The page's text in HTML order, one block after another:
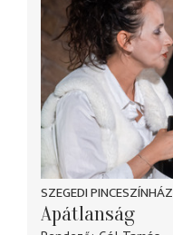
SZEGEDI PINCESZÍNHÁZ
Apátlanság